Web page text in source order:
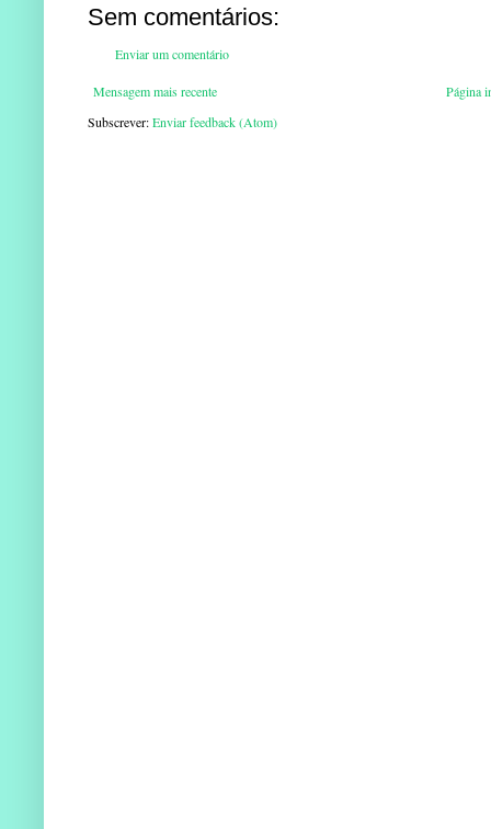
Sem comentários:
Enviar um comentário
Mensagem mais recente
Página
Subscrever:Enviar feedback (Atom)